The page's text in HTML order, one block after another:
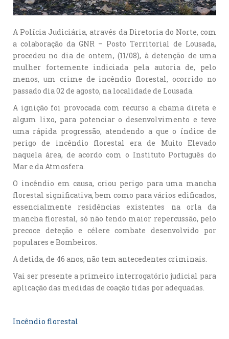
A Polícia Judiciária, através da Diretoria do Norte, com
a colaboração da GNR – Posto Territorial de Lousada,
procedeu no dia de ontem, (11/08), à detenção de uma
mulher fortemente indiciada pela autoria de, pelo
menos, um crime de incêndio florestal, ocorrido no
passado dia 02 de agosto, na localidade de Lousada.
A ignição foi provocada com recurso a chama direta e
algum lixo, para potenciar o desenvolvimento e teve
uma rápida progressão, atendendo a que o índice de
perigo de incêndio florestal era de Muito Elevado
naquela área, de acordo com o Instituto Português do
Mar e da Atmosfera.
O incêndio em causa, criou perigo para uma mancha
florestal significativa, bem como para vários edificados,
essencialmente residências existentes na orla da
mancha florestal, só não tendo maior repercussão, pelo
precoce deteção e célere combate desenvolvido por
populares e Bombeiros.
A detida, de 46 anos, não tem antecedentes criminais.
Vai ser presente a primeiro interrogatório judicial para
aplicação das medidas de coação tidas por adequadas.
Incêndio florestal